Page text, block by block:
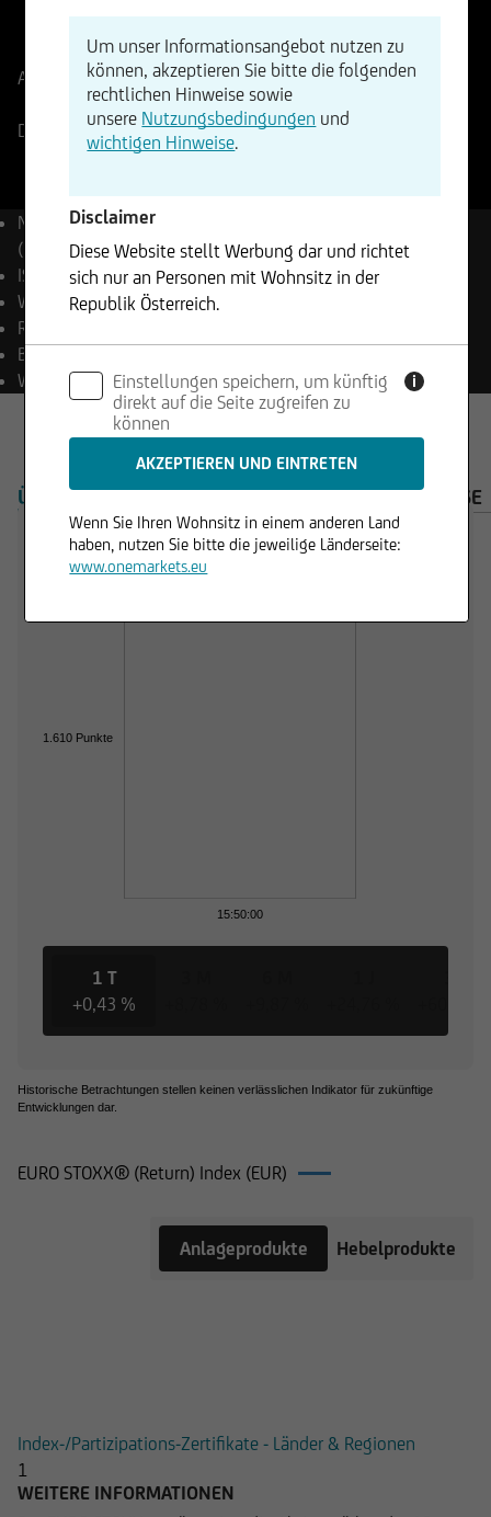
EU0009658194965819
Aktueller Stand1606,27PunkteÄnderung
+2,28%
Deutsche Börse 06.08.2026 - 23:50
Name
EURO STOXX®
(Return) Index (EUR)
ISIN
EU0009658194
WKN
965819
Reuters
Bloomberg
Währung
EUR
ÜBERSICHT PRODUKTE WICHTIGE HINWEISE
Trading Desk
15:50:00
1.610 Punkte
1 T
+0,43 %
Historische Betrachtungen stellen keinen verlässlichen Indikator für zukünftige
Entwicklungen dar.
EURO STOXX® (Return) Index (EUR)
Anlageprodukte Hebelprodukte
Index-/Partizipations-Zertifikate - Länder & Regionen
1
WEITERE INFORMATIONEN
Um unser Informationsangebot nutzen zu
können, akzeptieren Sie bitte die folgenden
rechtlichen Hinweise sowie
unsere Nutzungsbedingungen und
wichtigen Hinweise.
Disclaimer
Diese Website stellt Werbung dar und richtet
sich nur an Personen mit Wohnsitz in der
Republik Österreich.
Angebot noch eine Aufforderung zum Kauf oder
Verkauf von Wertpapieren dar und dürfen nicht
in Rechtsordnungen genutzt werden, in denen
dies unzulässig ist.
Einstellungen speichern, um künftig
direkt auf die Seite zugreifen zu
können
i
Wenn Sie Ihren Wohnsitz in einem anderen Land
haben, nutzen Sie bitte die jeweilige Länderseite:
www.onemarkets.eu